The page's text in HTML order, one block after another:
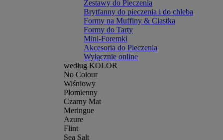
Zestawy do Pieczenia
Brytfanny do pieczenia i do chleba
Formy na Muffiny & Ciastka
Formy do Tarty
Mini-Foremki
Akcesoria do Pieczenia
Wyłącznie online
według KOLOR
No Colour
Wiśniowy
Płomienny
Czarny Mat
Meringue
Azure
Flint
Sea Salt